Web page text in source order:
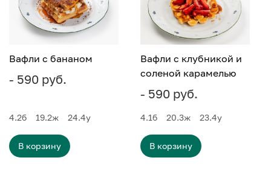
Вафли с бананом
- 590 руб.
4.2б 19.2ж 24.4у
В корзину
Вафли с клубникой и
соленой карамелью
- 590 руб.
4.1б 20.3ж 23.4у
В корзину